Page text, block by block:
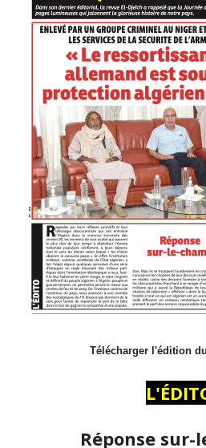
Télécharger l'édition
Réponse sur-